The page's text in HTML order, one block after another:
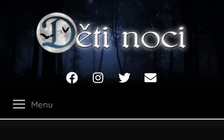
Děti
noci
FacebookInstagram
Twitter Email
Menu